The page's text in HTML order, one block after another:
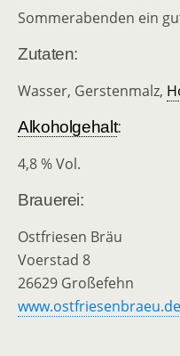
Sommerabenden ein
Zutaten:
Wasser, Gerstenmalz,
Alkoholgehalt:
4,8 % Vol.
Brauerei:
Ostfriesen Bräu
Voerstad 8
26629 Großefehn
www.ostfriesenbraeu.de